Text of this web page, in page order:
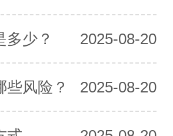
少？ 2025-08-20
风险？ 2025-08-20